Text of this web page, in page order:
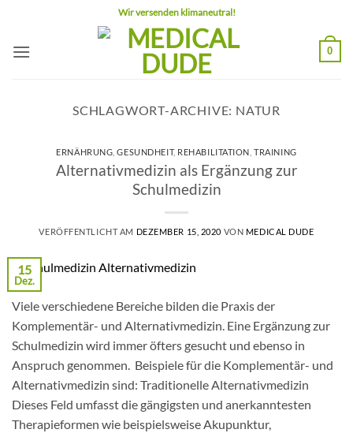
springen
Wir versenden klimaneutral!
0
SCHLAGWORT-ARCHIVE: NATUR
ERNÄHRUNG ,GESUNDHEIT, REHABILITATION ,TRAINING
Alternativmedizin als Ergänzung zur
Schulmedizin
VERÖFFENTLICHT AM DEZEMBER 15, 2020 VON MEDICAL DUDE
15
Dez.
Viele verschiedene Bereiche bilden die Praxis der
Komplementär- und Alternativmedizin. Eine Ergänzung zur
Schulmedizin wird immer öfters gesucht und ebenso in
Anspruch genommen. Beispiele für die Komplementär- und
Alternativmedizin sind: Traditionelle Alternativmedizin
Dieses Feld umfasst die gängigsten und anerkanntesten
Therapieformen wie beispielsweise Akupunktur,